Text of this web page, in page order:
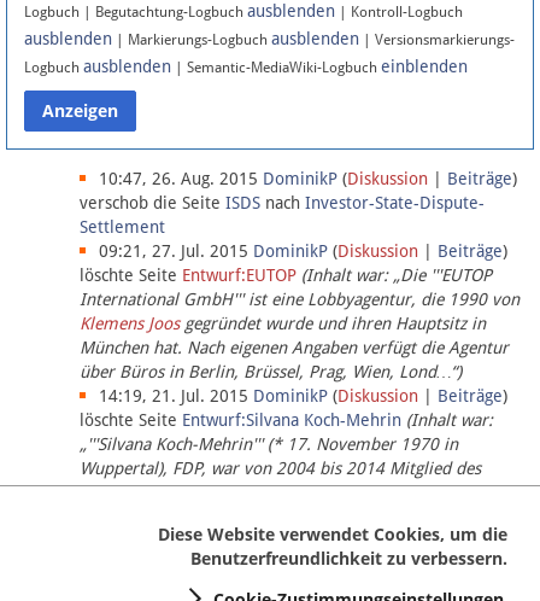
Anmelden
Datenschutz
Über Lobbypedia
Impressum
Logbuch | Begutachtung-Logbuch ausblenden | Kontroll-Logbuch
ausblenden | Markierungs-Logbuch ausblenden | Versionsmarkierungs-
Logbuch ausblenden | Semantic-MediaWiki-Logbuch einblenden
10:47, 26. Aug. 2015 DominikP (Diskussion Beiträge)
verschob die Seite ISDS nach Investor-State-Dispute-
Settlement
09:21, 27. Jul. 2015 DominikP (Diskussion Beiträge)
löschte Seite Entwurf:EUTOP (Inhalt war: „Die '''EUTOP
International GmbH''' ist eine Lobbyagentur, die 1990 von
Klemens Joosgegründet wurde und ihren Hauptsitz in
München hat. Nach eigenen Angaben verfügt die Agentur
über Büros in Berlin, Brüssel, Prag, Wien, Lond…“)
14:19, 21. Jul. 2015 DominikP (Diskussion Beiträge)
löschte Seite Entwurf:Silvana Koch-Mehrin (Inhalt war:
„'''Silvana Koch-Mehrin''' (* 17. November 1970 in
Wuppertal), FDP, war von 2004 bis 2014 Mitglied des
Europäischen Parlaments, seit November 2014 ist sie für
Diese Website verwendet Cookies, um die
Benutzerfreundlichkeit zu verbessern.